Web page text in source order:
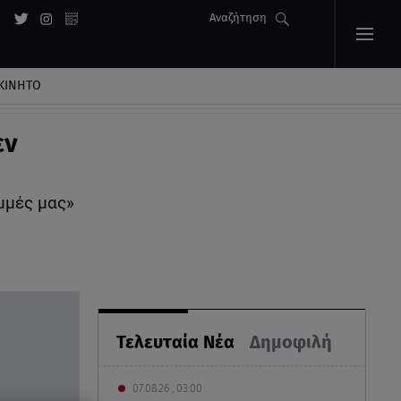
Αναζήτηση
μας»
Τελευταία Νέα Δημοφιλή
07.08.26 , 03:00